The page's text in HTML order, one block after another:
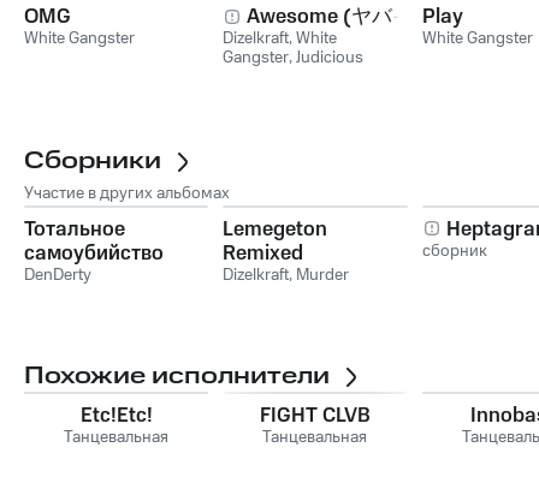
OMG
White Gangster
Awesome (ヤバイ)
Dizelkraft,White
Gangster,Judicious
Play
White Gangster
Сборники
Участие в других альбомах
Тотальное
самоубийство
Remixes
DenDerty
Lemegeton
Remixed
Dizelkraft, Murder
сборник
Похожие исполнители
Etc!Etc!
Танцевальная
FIGHT CLVB
Танцевальная